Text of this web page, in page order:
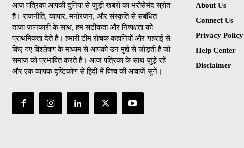
आज पत्रिका आपकी दुनिया से जुड़ी खबरों का भरोसेमंद स्रोत
है। राजनीति, व्यापार, मनोरंजन, और संस्कृति से संबंधित
ताजा जानकारी के साथ, हम सटीकता और निष्पक्षता को
प्राथमिकता देते हैं। हमारी टीम रोचक कहानियों और गहराई से
किए गए विश्लेषण के माध्यम से आपको उन मुद्दों से जोड़ती है जो
समाज को प्रभावित करते हैं। आज पत्रिका के साथ जुड़े रहें
और एक व्यापक दृष्टिकोण से हिंदी में विश्व की आवाजें सुनें।
About Us
Connect Us
Privacy Policy
Help Center
Disclaimer